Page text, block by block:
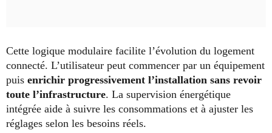
Cette logique modulaire facilite l’évolution du logement
connecté. L’utilisateur peut commencer par un équipement
puis enrichir progressivement l’installation sans revoir
toute l’infrastructure. La supervision énergétique
intégrée aide à suivre les consommations et à ajuster les
réglages selon les besoins réels.